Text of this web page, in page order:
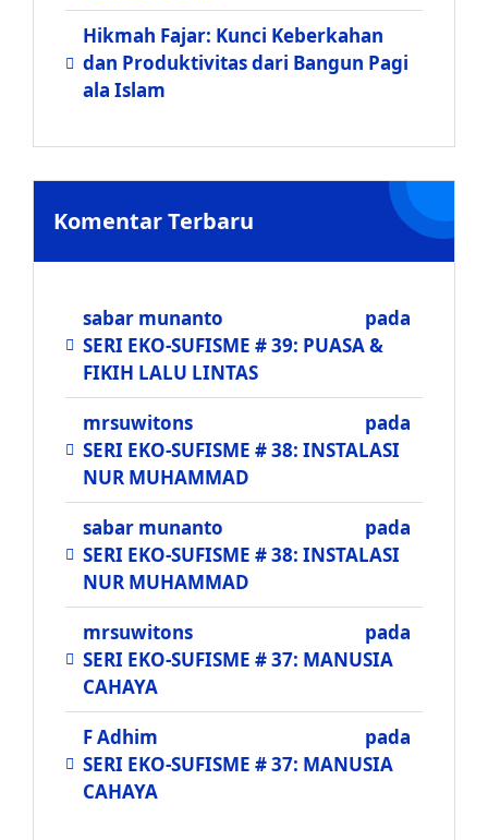
Hikmah Fajar: Kunci Keberkahan
dan Produktivitas dari Bangun Pagi
ala Islam
Komentar Terbaru
sabar munanto
pada
SERI EKO-SUFISME # 39: PUASA &
FIKIH LALU LINTAS
mrsuwitons
pada
SERI EKO-SUFISME # 38: INSTALASI
NUR MUHAMMAD
sabar munanto
pada
SERI EKO-SUFISME # 38: INSTALASI
NUR MUHAMMAD
mrsuwitons
pada
SERI EKO-SUFISME # 37: MANUSIA
CAHAYA
F Adhim
pada
SERI EKO-SUFISME # 37: MANUSIA
CAHAYA